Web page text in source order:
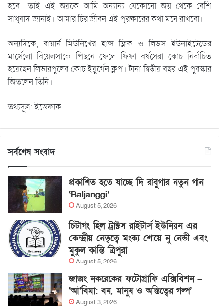
হবে। তাই এই জয়কে আমি অন্যান্য যেকোনো জয় থেকে বেশি
সাধুবাদ জানাই। আমার চির জীবন এই পুরষ্কারের কথা মনে রাখবো।
অন্যদিকে, বায়ার্ন মিউনিখের হান্স ফ্লিক ও লিডস ইউনাইটেডের
মার্সেলো বিয়েলসাকে পিছনে ফেলে ফিফা বর্ষসেরা কোচ নির্বাচিত
হয়েছেন লিভারপুলের কোচ ইয়ুর্গেন ক্লপ। টানা দ্বিতীয় বছর এই পুরস্কার
জিতলেন তিনি।
তথ্যসূত্র: ইত্তেফাক
সর্বশেষ সংবাদ
প্রকাশিত হতে যাচ্ছে দি রাবুগার নতুন গান
‘Baljanggi’
August 5, 2026
চিটাগং হিল ট্রাক্টস রাইটার্স ইউনিয়ন এর
কেন্দ্রীয় নেতৃত্বে মংক্য শোয়ে নু নেভী এবং
মুকুল কান্তি ত্রিপুরা
August 5, 2026
জাজং নকরেকের ফটোগ্রাফি এক্সিবিশন –
‘আ’বিমা: বন, মানুষ ও অস্তিত্বের গল্প’
August 3, 2026